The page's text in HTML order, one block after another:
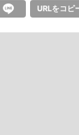
URLをコピ